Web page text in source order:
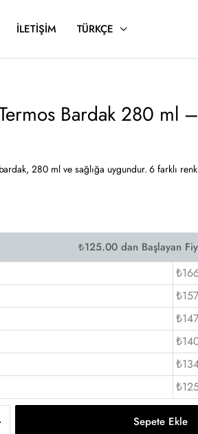
İLETIŞIM TÜRKÇE
Bardak 280 ml
280 ml ve sağlığa uygundur. 6 farklı
Sepete Ekle